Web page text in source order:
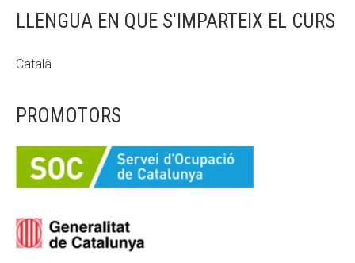
LLENGUA EN QUE S'IMPARTEIX EL CURS
Català
PROMOTORS